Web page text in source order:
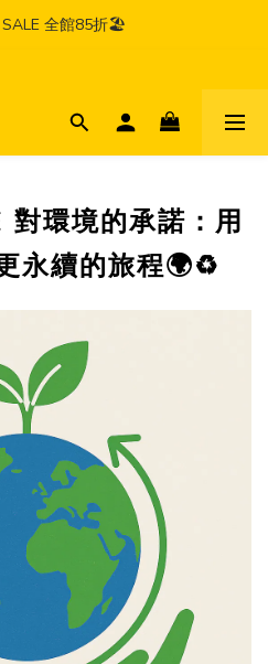
全館85折🏖️
環境的承諾：用
永續的旅程🌍♻️